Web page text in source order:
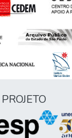
PROJETO